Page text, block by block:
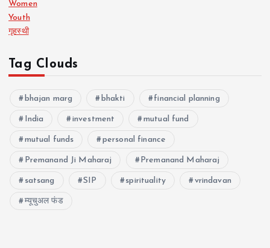
Women
Youth
गृहस्थी
Tag Clouds
bhajan marg bhakti financial planning
India investment mutual fund
mutual funds personal finance
Premanand Ji Maharaj Premanand Maharaj
satsang SIP spirituality vrindavan
म्यूचुअल फंड